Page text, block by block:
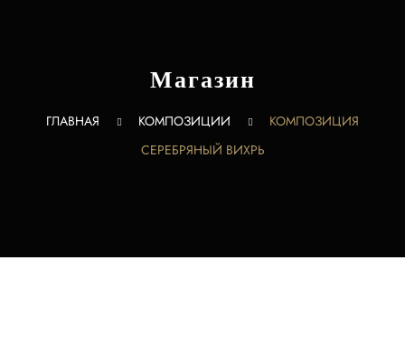
Магазин
ГЛАВНАЯ КОМПОЗИЦИИ
КОМПОЗИЦИЯ
СЕРЕБРЯНЫЙ ВИХРЬ